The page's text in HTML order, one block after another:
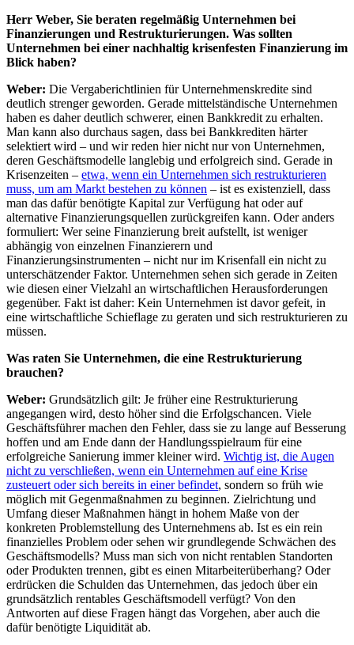
Herr Weber, Sie beraten regelmäßig Unternehmen bei
Finanzierungen und Restrukturierungen. Was sollten
Unternehmen bei einer nachhaltig krisenfesten Finanzierung im
Blick haben?
Weber: Die Vergaberichtlinien für Unternehmenskredite sind
deutlich strenger geworden. Gerade mittelständische Unternehmen
haben es daher deutlich schwerer, einen Bankkredit zu erhalten.
Man kann also durchaus sagen, dass bei Bankkrediten härter
selektiert wird – und wir reden hier nicht nur von Unternehmen,
deren Geschäftsmodelle langlebig und erfolgreich sind. Gerade in
Krisenzeiten – etwa, wenn ein Unternehmen sich restrukturieren
muss, um am Markt bestehen zu können – ist es existenziell, dass
man das dafür benötigte Kapital zur Verfügung hat oder auf
alternative Finanzierungsquellen zurückgreifen kann. Oder anders
formuliert: Wer seine Finanzierung breit aufstellt, ist weniger
abhängig von einzelnen Finanzierern und
Finanzierungsinstrumenten – nicht nur im Krisenfall ein nicht zu
unterschätzender Faktor. Unternehmen sehen sich gerade in Zeiten
wie diesen einer Vielzahl an wirtschaftlichen Herausforderungen
gegenüber. Fakt ist daher: Kein Unternehmen ist davor gefeit, in
eine wirtschaftliche Schieflage zu geraten und sich restrukturieren zu
müssen.
Was raten Sie Unternehmen, die eine Restrukturierung
brauchen?
Weber: Grundsätzlich gilt: Je früher eine Restrukturierung
angegangen wird, desto höher sind die Erfolgschancen. Viele
Geschäftsführer machen den Fehler, dass sie zu lange auf Besserung
hoffen und am Ende dann der Handlungsspielraum für eine
erfolgreiche Sanierung immer kleiner wird. Wichtig ist, die Augen
nicht zu verschließen, wenn ein Unternehmen auf eine Krise
zusteuert oder sich bereits in einer befindet, sondern so früh wie
möglich mit Gegenmaßnahmen zu beginnen. Zielrichtung und
Umfang dieser Maßnahmen hängt in hohem Maße von der
konkreten Problemstellung des Unternehmens ab. Ist es ein rein
finanzielles Problem oder sehen wir grundlegende Schwächen des
Geschäftsmodells? Muss man sich von nicht rentablen Standorten
oder Produkten trennen, gibt es einen Mitarbeiterüberhang? Oder
erdrücken die Schulden das Unternehmen, das jedoch über ein
grundsätzlich rentables Geschäftsmodell verfügt? Von den
Antworten auf diese Fragen hängt das Vorgehen, aber auch die
dafür benötigte Liquidität ab.